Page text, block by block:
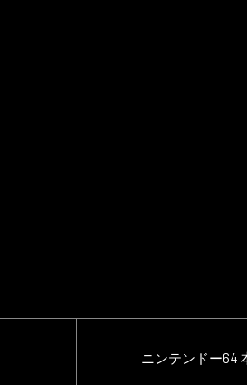
ニンテンドー64